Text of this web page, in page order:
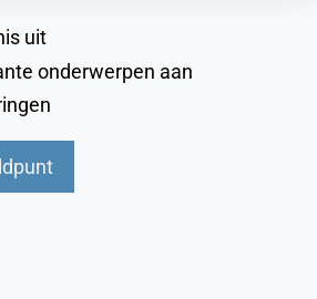
uit
onderwerpen aan